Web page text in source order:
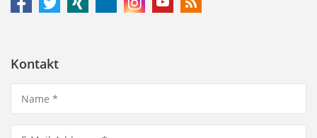
Kontakt